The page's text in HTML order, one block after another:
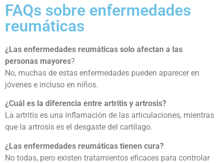
FAQs sobre enfermedades
reumáticas
¿Las enfermedades reumáticas solo afectan a las
personas mayores?
No, muchas de estas enfermedades pueden aparecer en
jóvenes e incluso en niños.
¿Cuál es la diferencia entre artritis y artrosis?
La artritis es una inflamación de las articulaciones, mientras
que la artrosis es el desgaste del cartílago.
¿Las enfermedades reumáticas tienen cura?
No todas, pero existen tratamientos eficaces para controlar